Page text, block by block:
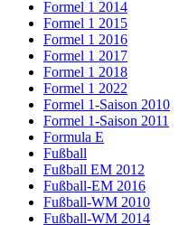
Formel 1 2014
Formel 1 2015
Formel 1 2016
Formel 1 2017
Formel 1 2018
Formel 1 2022
Formel 1-Saison 2010
Formel 1-Saison 2011
Formula E
Fußball
Fußball EM 2012
Fußball-EM 2016
Fußball-WM 2010
Fußball-WM 2014